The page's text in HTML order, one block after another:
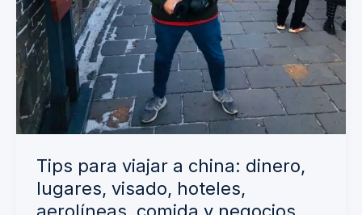
Tips para viajar a china: dinero,
lugares, visado, hoteles,
aerolíneas, comida y negocios.